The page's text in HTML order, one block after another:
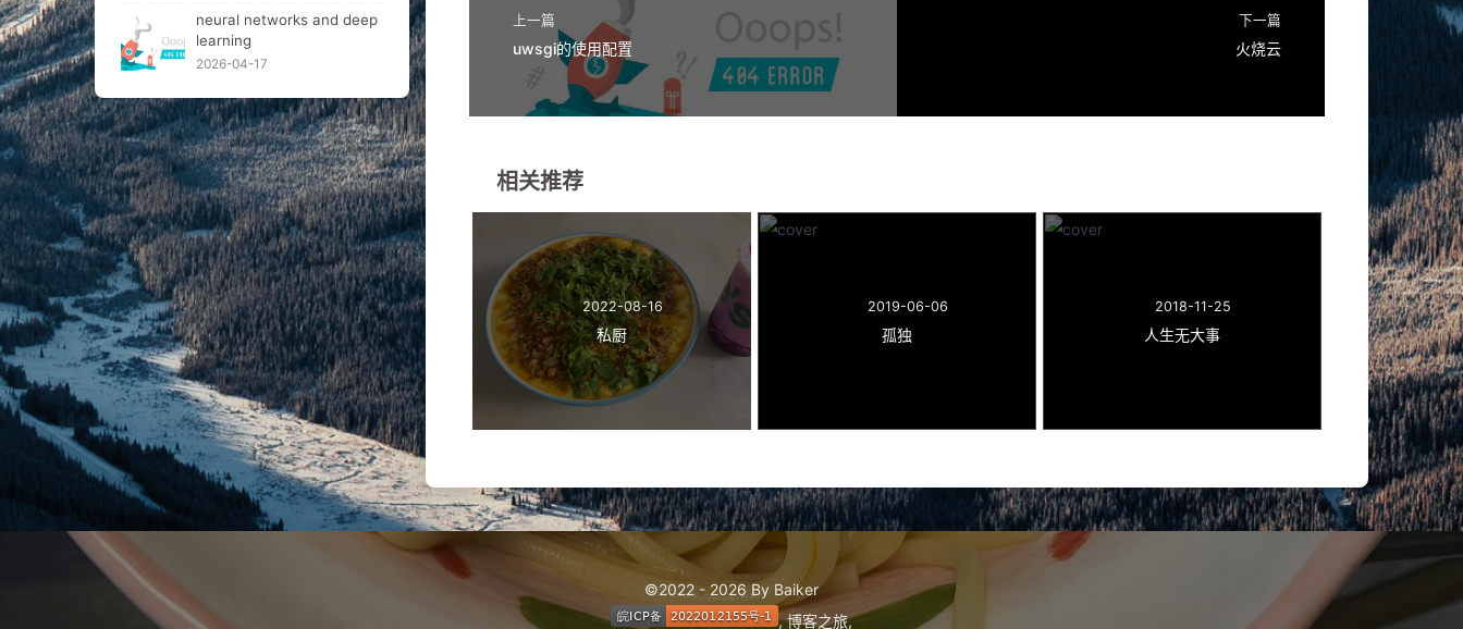
上一篇
uwsgi的使用配置
下一篇
火烧云
相关推荐
2022-08-16
私厨
2019-06-06
孤独
2018-11-25
人生无大事
neural networks and deep
learning
2026-04-17
©2022 - 2026 By Baiker
,博客之旅,